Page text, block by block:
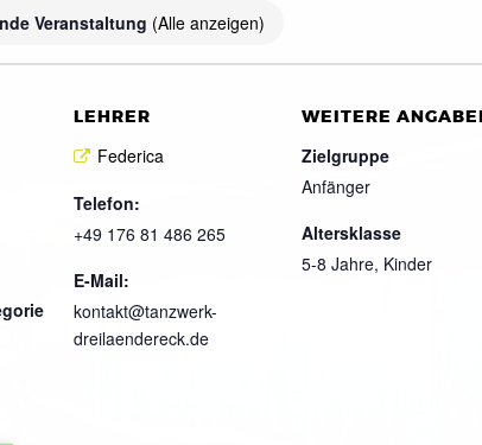
Veranstaltung (Alle anzeigen)
LEHRER
Federica
Telefon:
+49 176 81 486 265
E-Mail:
kontakt@tanzwerk-
dreilaendereck.de
WEITERE
Zielgruppe
Anfänger
Altersklasse
5-8 Jahre, Kinder